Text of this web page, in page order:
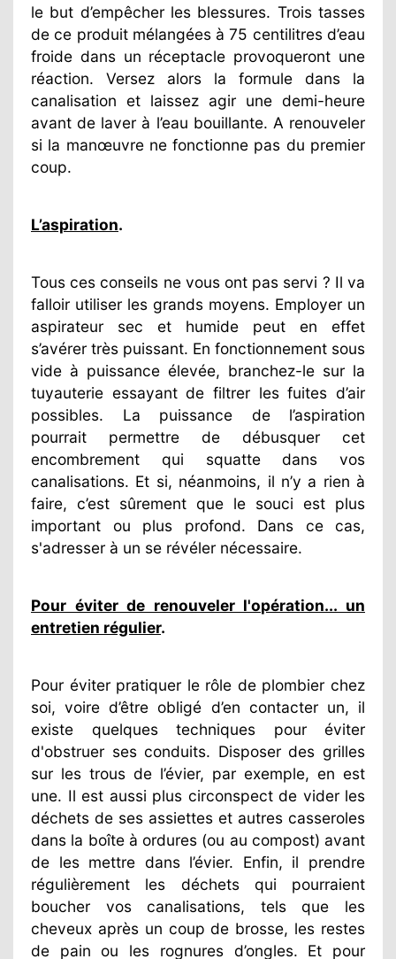
le but d’empêcher les blessures. Trois tasses
de ce produit mélangées à 75 centilitres d’eau
froide dans un réceptacle provoqueront une
réaction. Versez alors la formule dans la
canalisation et laissez agir une demi-heure
avant de laver à l’eau bouillante. A renouveler
si la manœuvre ne fonctionne pas du premier
coup.
L’aspiration.
Tous ces conseils ne vous ont pas servi ? Il va
falloir utiliser les grands moyens. Employer un
aspirateur sec et humide peut en effet
s’avérer très puissant. En fonctionnement sous
vide à puissance élevée, branchez-le sur la
tuyauterie essayant de filtrer les fuites d’air
possibles. La puissance de l’aspiration
pourrait permettre de débusquer cet
encombrement qui squatte dans vos
canalisations. Et si, néanmoins, il n’y a rien à
faire, c’est sûrement que le souci est plus
important ou plus profond. Dans ce cas,
s'adresser à un se révéler nécessaire.
Pour éviter de renouveler l'opération... un
entretien régulier.
Pour éviter pratiquer le rôle de plombier chez
soi, voire d’être obligé d’en contacter un, il
existe quelques techniques pour éviter
d'obstruer ses conduits. Disposer des grilles
sur les trous de l’évier, par exemple, en est
une. Il est aussi plus circonspect de vider les
déchets de ses assiettes et autres casseroles
dans la boîte à ordures (ou au compost) avant
de les mettre dans l’évier. Enfin, il prendre
régulièrement les déchets qui pourraient
boucher vos canalisations, tels que les
cheveux après un coup de brosse, les restes
de pain ou les rognures d’ongles. Et pour